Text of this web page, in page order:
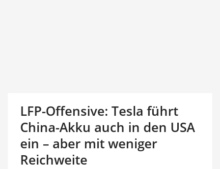
LFP-Offensive: Tesla führt
China-Akku auch in den USA
ein – aber mit weniger
Reichweite